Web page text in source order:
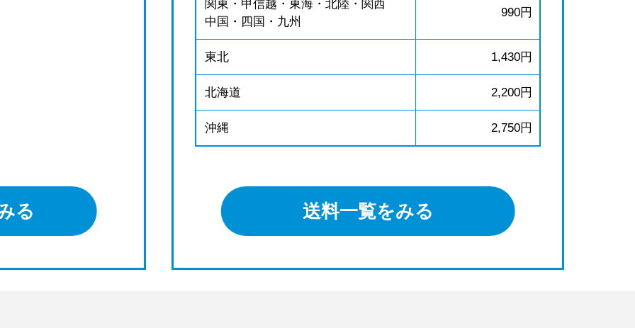
る
関東・甲信越・東海・北陸・関西
中国・四国・九州
990円
東北 1,430円
北海道 2,200円
沖縄 2,750円
送料一覧をみる